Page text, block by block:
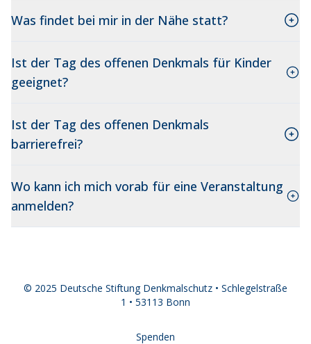
Was findet bei mir in der Nähe statt?
Ist der Tag des offenen Denkmals für Kinder
geeignet?
Ist der Tag des offenen Denkmals
barrierefrei?
Wo kann ich mich vorab für eine Veranstaltung
anmelden?
© 2025 Deutsche Stiftung Denkmalschutz • Schlegelstraße
1 • 53113 Bonn
Spenden